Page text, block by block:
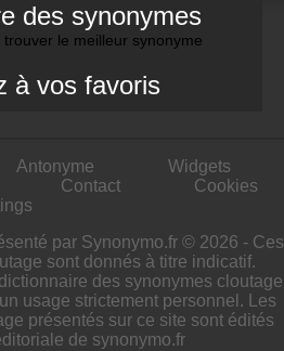
des synonymes
le meilleur synonyme
à vos favoris
Antonyme
Widgets
Contact
Cookies
par Synonymo.fr © 2026 - Ces
sont donnés à titre indicatif.
des synonymes cloutage
usage strictement personnel. Les
présentés sur ce site sont édités
de synonymo.fr